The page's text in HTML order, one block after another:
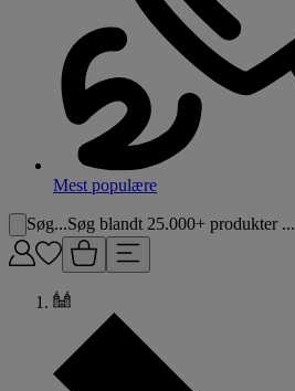
Mest populære
Søg...Søg blandt 25.000+ produkter ...